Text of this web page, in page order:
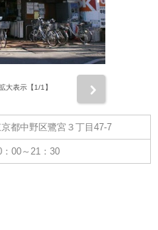
大表示【1/1】
都中野区鷺宮３丁目47-7
：00～21：30